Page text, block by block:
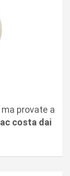
provate a
costa dai